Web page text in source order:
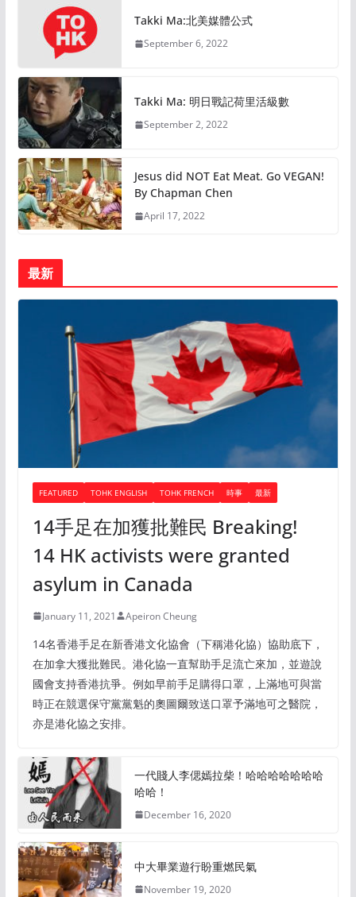
Takki Ma:北美媒體公式
September 6, 2022
Takki Ma: 明日戰記荷里活級數
September 2, 2022
Jesus did NOT Eat Meat. Go VEGAN!
By Chapman Chen
April 17, 2022
最新
FEATURED TOHK ENGLISH TOHK FRENCH 時事 最新
14手足在加獲批難民 Breaking!
14 HK activists were granted
asylum in Canada
January 11, 2021 Apeiron Cheung
14名香港手足在新香港文化協會（下稱港化協）協助底下，
在加拿大獲批難民。港化協一直幫助手足流亡來加，並遊說
國會支持香港抗爭。例如早前手足購得口罩，上滿地可與當
時正在競選保守黨黨魁的奧圖爾致送口罩予滿地可之醫院，
亦是港化協之安排。
一代賤人李偲嫣拉柴！哈哈哈哈哈哈哈
哈哈！
December 16, 2020
中大畢業遊行盼重燃民氣
November 19, 2020